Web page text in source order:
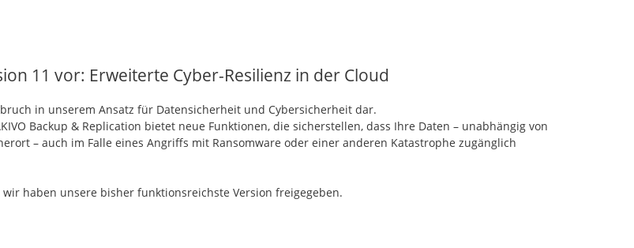
11 vor: Erweiterte Cyber-Resilienz in der Cloud
in unserem Ansatz für Datensicherheit und Cybersicherheit dar.
Backup & Replication bietet neue Funktionen, die sicherstellen, dass Ihre Daten – unabhängig von
– auch im Falle eines Angriffs mit Ransomware oder einer anderen Katastrophe zugänglich
wir haben unsere bisher funktionsreichste Version freigegeben.